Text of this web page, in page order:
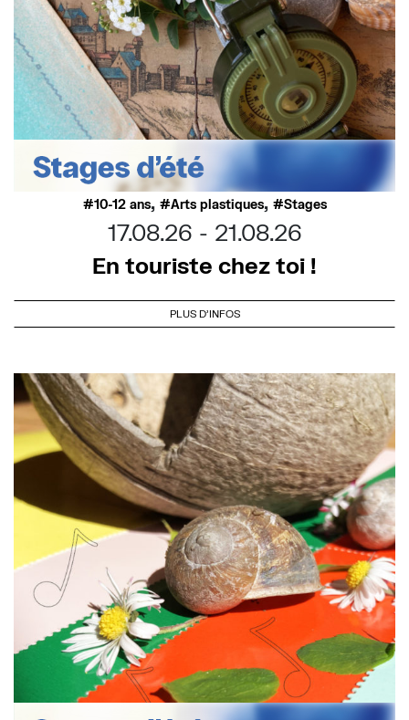
10-12 ans, Arts plastiques, Stages
17.08.26
21.08.26
En touriste chez toi !
PLUS D'INFOS